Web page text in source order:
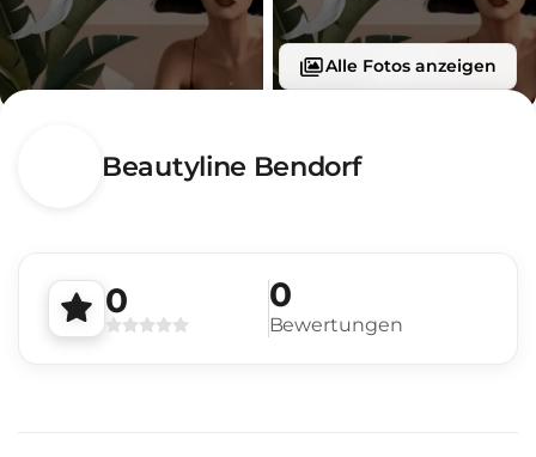
Alle Fotos anzeigen
Beautyline Bendorf
0 0
Bewertungen